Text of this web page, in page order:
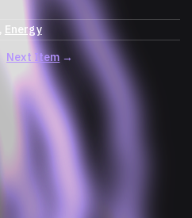
Energy
Next Item →